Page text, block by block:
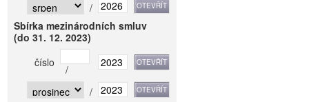
/
Sbírka mezinárodních smluv
(do 31. 12. 2023)
číslo
/
/